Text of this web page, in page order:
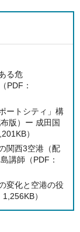
る危
PDF：
ートシティ」構
版）ー 成田国
）
関西3空港（配
講師（PDF：
変化と空港の役
）